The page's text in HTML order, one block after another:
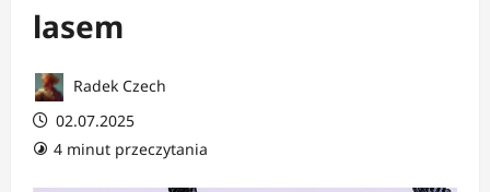
lasem
Radek Czech
02.07.2025
4 minut przeczytania